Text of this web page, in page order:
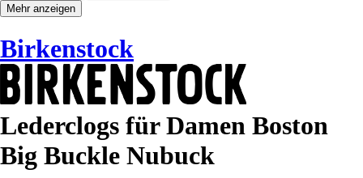
Mehr anzeigen
Birkenstock
Lederclogs für Damen Boston
Big Buckle Nubuck